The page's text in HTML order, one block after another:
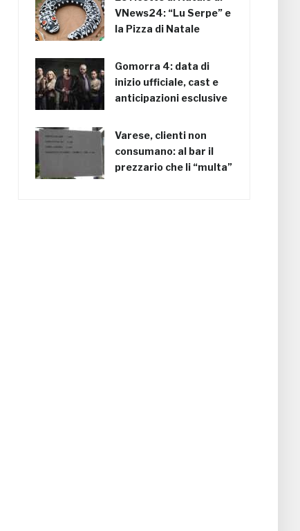
VNews24: “Lu Serpe” e
la Pizza di Natale
Gomorra 4: data di
inizio ufficiale, cast e
anticipazioni esclusive
Varese, clienti non
consumano: al bar il
prezzario che li “multa”